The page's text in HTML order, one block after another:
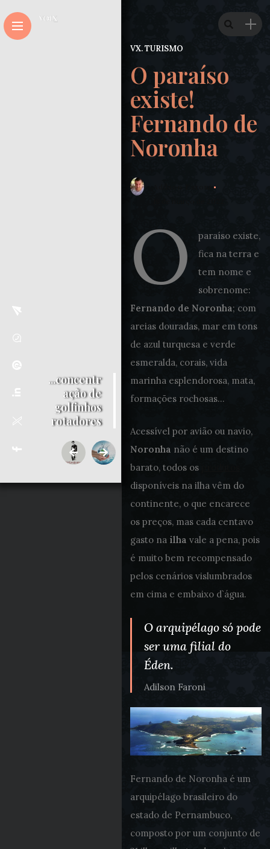
...concentr
ação de
golfinhos
rotadores
VX. TURISMO
O paraíso
existe!
Fernando de
Noronha
O
paraíso existe,
fica na terra e
tem nome e
sobrenome:
Fernando de Noronha; com
areias douradas, mar em tons
de azul turquesa e verde
esmeralda, corais, vida
marinha esplendorosa, mata,
formações rochosas…
Acessível por avião ou navio,
Noronha não é um destino
barato, todos os
disponíveis na ilha vêm do
continente, o que encarece
os preços, mas cada centavo
gasto na ilha vale a pena, pois
é muito bem recompensado
pelos cenários vislumbrados
em cima e embaixo d`água.
O arquipélago só pode
ser uma filial do
Éden.
Adilson Faroni
Fernando de Noronha é um
arquipélago brasileiro do
estado de Pernambuco,
composto por um conjunto de